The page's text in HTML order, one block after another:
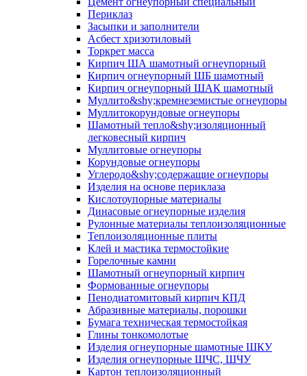
Периклаз
Засыпки и заполнители
Асбест хризотиловый
Торкрет масса
Кирпич ША шамотный огнеупорный
Кирпич огнеупорный ШБ шамотный
Кирпич огнеупорный ШАК шамотный
Муллито&shy;­кремнеземистые огнеупоры
Муллито­корундовые огнеупоры
Шамотный тепло&shy;изоляционный
легковесный кирпич
Муллитовые огнеупоры
Корундовые огнеупоры
Углеродо&shy;содержащие огнеупоры
Изделия на основе периклаза
Кислотоупорные материалы
Динасовые огнеупорные изделия
Рулонные материалы теплоизоляционные
Тепло­изоляционные плиты
Клей и мастика термостойкие
Горелочные камни
Шамотный огнеупорный кирпич
Формованные огнеупоры
Пенодиатомитовый кирпич КПД
Абразивные материалы, порошки
Бумага техническая термостойкая
Глины тонкомолотые
Изделия огнеупорные шамотные ШКУ
Изделия огнеупорные ШЧС, ШЧУ
Картон теплоизоляционный